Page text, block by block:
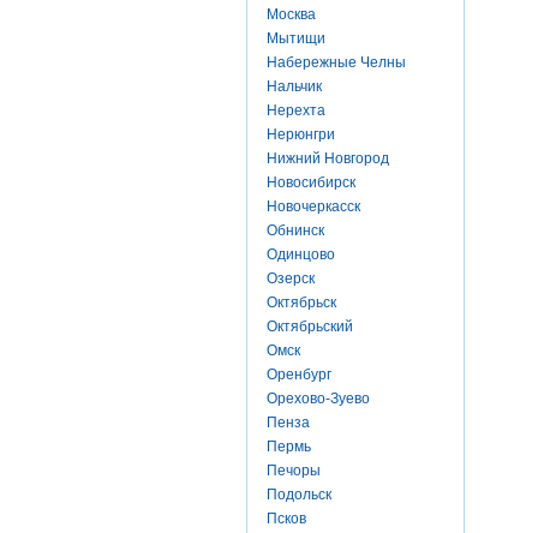
Москва
Мытищи
Набережные Челны
Нальчик
Нерехта
Нерюнгри
Нижний Новгород
Новосибирск
Новочеркасск
Обнинск
Одинцово
Озерск
Октябрьск
Октябрьский
Омск
Оренбург
Орехово-Зуево
Пенза
Пермь
Печоры
Подольск
Псков